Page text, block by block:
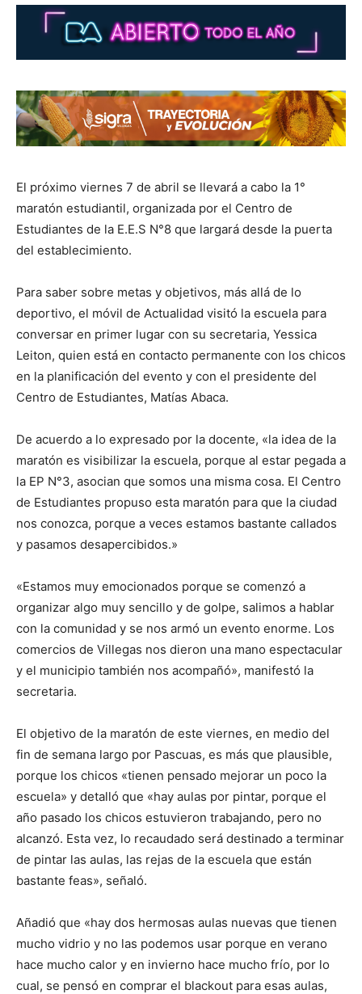
El próximo viernes 7 de abril se llevará a cabo la 1°
maratón estudiantil, organizada por el Centro de
Estudiantes de la E.E.S N°8 que largará desde la puerta
del establecimiento.
Para saber sobre metas y objetivos, más allá de lo
deportivo, el móvil de Actualidad visitó la escuela para
conversar en primer lugar con su secretaria, Yessica
Leiton, quien está en contacto permanente con los chicos
en la planificación del evento y con el presidente del
Centro de Estudiantes, Matías Abaca.
De acuerdo a lo expresado por la docente, «la idea de la
maratón es visibilizar la escuela, porque al estar pegada a
la EP N°3, asocian que somos una misma cosa. El Centro
de Estudiantes propuso esta maratón para que la ciudad
nos conozca, porque a veces estamos bastante callados
y pasamos desapercibidos.»
«Estamos muy emocionados porque se comenzó a
organizar algo muy sencillo y de golpe, salimos a hablar
con la comunidad y se nos armó un evento enorme. Los
comercios de Villegas nos dieron una mano espectacular
y el municipio también nos acompañó», manifestó la
secretaria.
El objetivo de la maratón de este viernes, en medio del
fin de semana largo por Pascuas, es más que plausible,
porque los chicos «tienen pensado mejorar un poco la
escuela» y detalló que «hay aulas por pintar, porque el
año pasado los chicos estuvieron trabajando, pero no
alcanzó. Esta vez, lo recaudado será destinado a terminar
de pintar las aulas, las rejas de la escuela que están
bastante feas», señaló.
Añadió que «hay dos hermosas aulas nuevas que tienen
mucho vidrio y no las podemos usar porque en verano
hace mucho calor y en invierno hace mucho frío, por lo
cual, se pensó en comprar el blackout para esas aulas,